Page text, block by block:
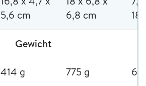
5,6 cm
6,8 cm
Gewicht
414 g 775 g